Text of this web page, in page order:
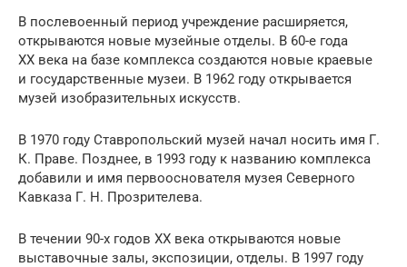
В послевоенный период учреждение расширяется,
открываются новые музейные отделы. В 60-е года
XX века на базе комплекса создаются новые краевые
и государственные музеи. В 1962 году открывается
музей изобразительных искусств.
В 1970 году Ставропольский музей начал носить имя Г.
К. Праве. Позднее, в 1993 году к названию комплекса
добавили и имя первооснователя музея Северного
Кавказа Г. Н. Прозрителева.
В течении 90-х годов XX века открываются новые
выставочные залы, экспозиции, отделы. В 1997 году